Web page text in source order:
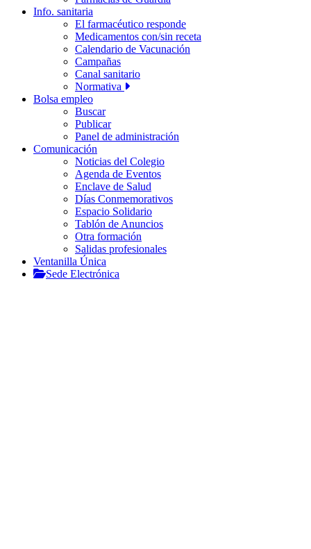
Info. sanitaria
El farmacéutico responde
Medicamentos con/sin receta
Calendario de Vacunación
Campañas
Canal sanitario
Normativa
Bolsa empleo
Buscar
Publicar
Panel de administración
Comunicación
Noticias del Colegio
Agenda de Eventos
Enclave de Salud
Días Conmemorativos
Espacio Solidario
Tablón de Anuncios
Otra formación
Salidas profesionales
Ventanilla Única
Sede Electrónica